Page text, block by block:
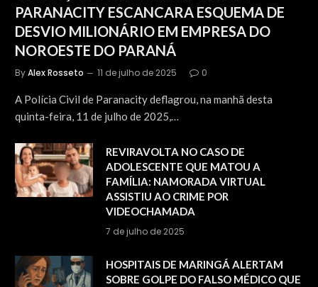
PARANACITY ESCANCARA ESQUEMA DE
DESVIO MILIONÁRIO EM EMPRESA DO
NOROESTE DO PARANÁ
ByAlex Rosseto 11 de julho de 2025 0
A Polícia Civil de Paranacity deflagrou, na manhã desta
quinta-feira, 11 de julho de 2025,…
REVIRAVOLTA NO CASO DE
ADOLESCENTE QUE MATOU A
FAMÍLIA: NAMORADA VIRTUAL
ASSISTIU AO CRIME POR
VIDEOCHAMADA
7 de julho de 2025
HOSPITAIS DE MARINGÁ ALERTAM
SOBRE GOLPE DO FALSO MÉDICO QUE